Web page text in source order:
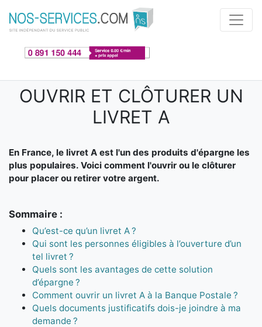
Aller au contenu principal
OUVRIR ET CLÔTURER UN
LIVRET A
En France, le livret A est l'un des produits d'épargne les
plus populaires. Voici comment l'ouvrir ou le clôturer
pour placer ou retirer votre argent.
Sommaire :
Qu’est-ce qu’un livret A ?
Qui sont les personnes éligibles à l’ouverture d’un
tel livret ?
Quels sont les avantages de cette solution
d’épargne ?
Comment ouvrir un livret A à la Banque Postale ?
Quels documents justificatifs dois-je joindre à ma
demande ?